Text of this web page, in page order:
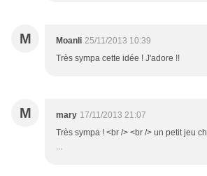
M Moanli 25/11/2013 10:39
Très sympa cette idée ! J'adore !!
M mary 17/11/2013 21:07
Très sympa ! <br /> <br /> un petit jeu
...